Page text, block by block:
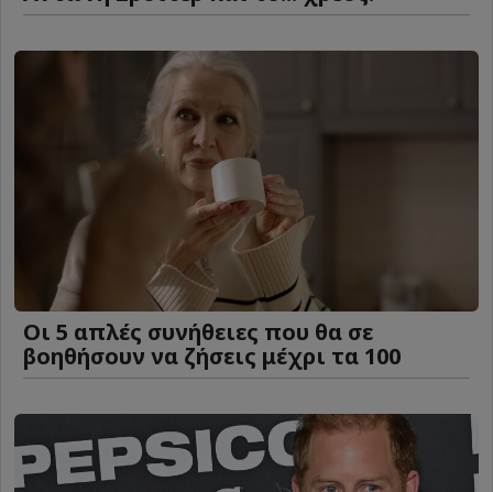
Οι 5 απλές συνήθειες που θα σε
βοηθήσουν να ζήσεις μέχρι τα 100